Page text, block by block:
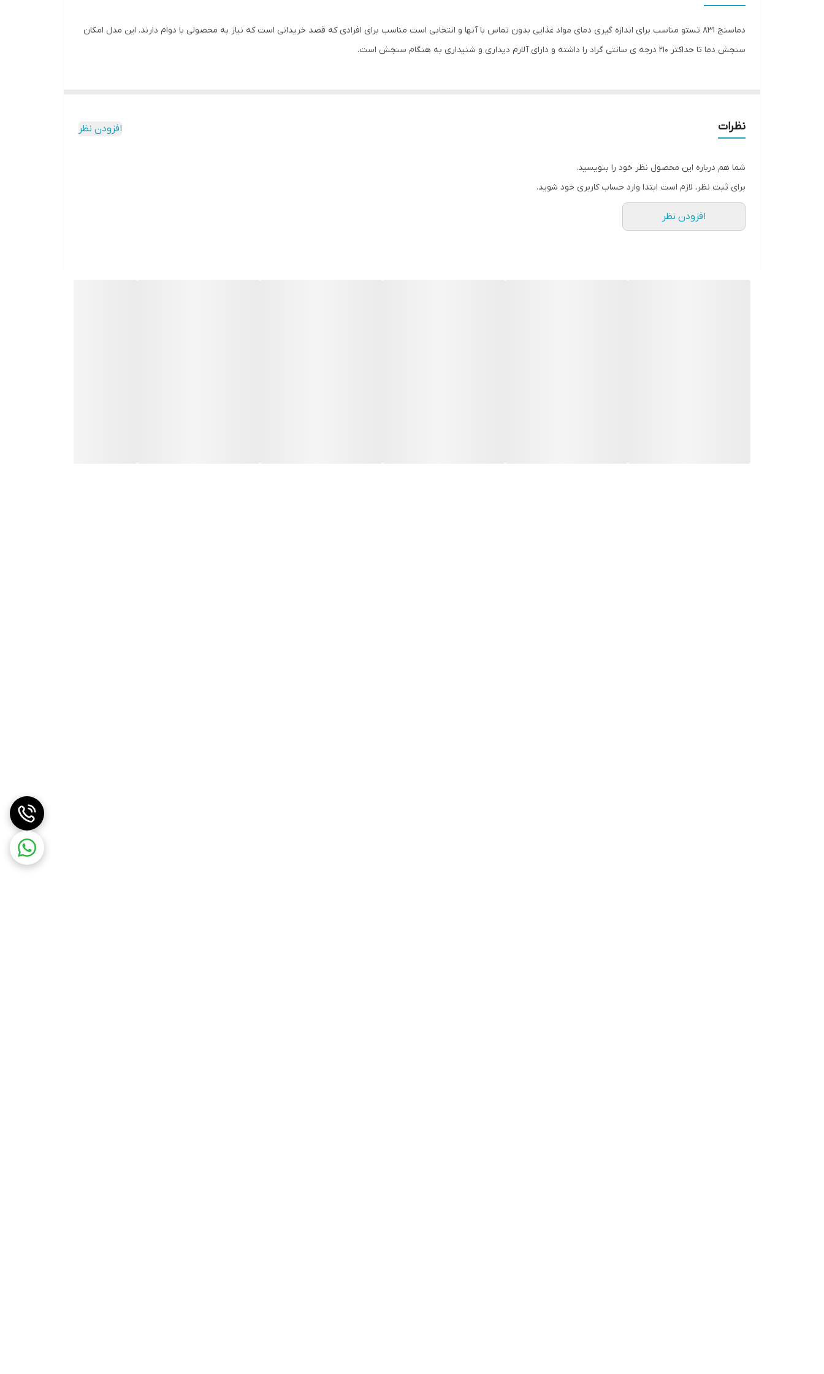
نوع دماسنج دیجیتال
ابعاد 40x70x190 میلی‌متر
دماسنج 831 تستو مناسب برای اندازه گیری دمای مواد غذایی بدون تماس با آنها و انتخابی است مناسب برای افرادی که قصد خریدانی است که نیاز به محصولی با دوام دارند. این مدل امکان
سنجش دما تا حداکثر 210 درجه ی سانتی گراد را داشته و دارای آلارم دیداری و شنیداری به هنگام سنجش است.
نظرات افزودن نظر
شما هم درباره این محصول نظر خود را بنویسید.
برای ثبت نظر، لازم است ابتدا وارد حساب کاربری خود شوید.
افزودن نظر